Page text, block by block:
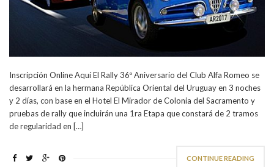
Inscripción Online Aquí El Rally 36º Aniversario del Club Alfa Romeo se
desarrollará en la hermana República Oriental del Uruguay en 3 noches
y 2 días, con base en el Hotel El Mirador de Colonia del Sacramento y
pruebas de rally que incluirán una 1ra Etapa que constará de 2 tramos
de regularidad en […]
CONTINUE READING